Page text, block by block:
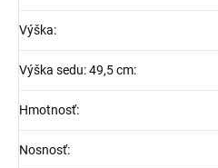
Výška:
Výška sedu: 49,5 cm:
Hmotnosť:
Nosnosť: